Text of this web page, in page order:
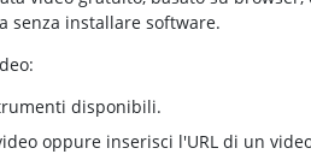
senza installare software.
disponibili.
oppure inserisci l'URL di un